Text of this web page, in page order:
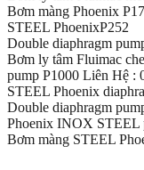
Bơm màng Phoenix
STEEL PhoenixP252
Double diaphragm
Bơm ly tâm Fluimac
pump P1000 Liên Hệ :
STEEL Phoenix
Double diaphragm
Phoenix INOX STEEL
Bơm màng STEEL